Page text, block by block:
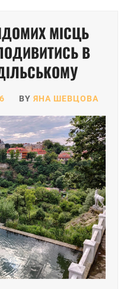
МІСЦЬ
В
BY ЯНА ШЕВЦОВА